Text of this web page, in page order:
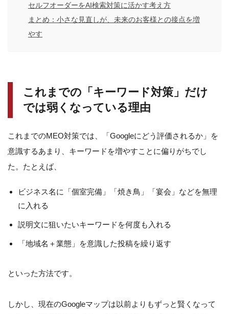
セルフオーダーをAI検索対策に活かす考え方
まとめ：小さな見直しが、未来のお客様との接点を増
やす
これまでの「キーワード対策」だけ
では弱くなっている理由
これまでのMEO対策では、「Googleにどう評価されるか」を
意識するあまり、キーワードを増やすことに偏りがちでし
た。たとえば、
ビジネス名に「個室完備」「焼き鳥」「宴会」などを無理
に入れる
説明文に狙いたいキーワードを何度も入れる
「地域名＋業態」を意識した投稿を繰り返す
といった方法です。
しかし、現在のGoogleマップは以前よりもずっと賢くなって